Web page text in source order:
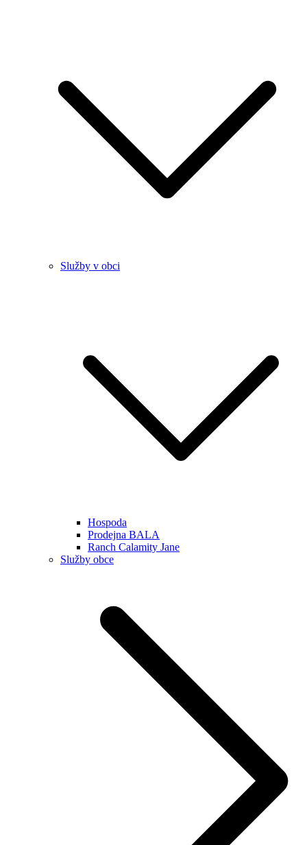
Služby v obci
Hospoda
Prodejna BALA
Ranch Calamity Jane
Služby obce